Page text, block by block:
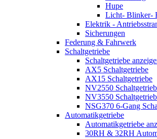
Hupe
Licht- Blinker-
Elektrik -
Sicherungen
Federung & Fahrwerk
Schaltgetriebe
Schaltgetriebe
AX5 Schaltgetriebe
AX15 Schaltgetriebe
NV2550
NV3550
NSG370 6-Gang
Automatikgetriebe
Automatikgetriebe
30RH & 32RH